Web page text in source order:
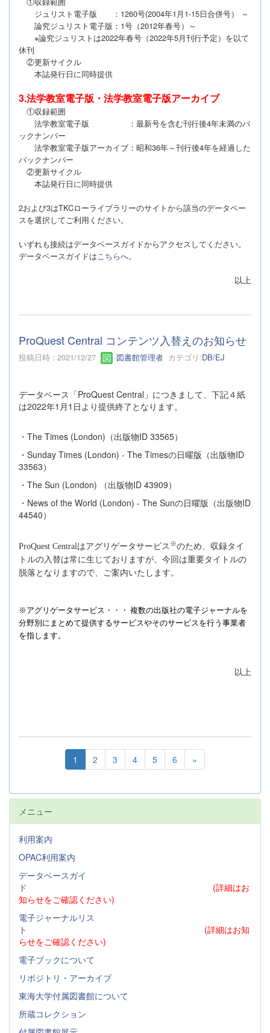
ジュリスト電子版 ：1260号(2004年1月1-15日合併号） ～
論究ジュリスト電子版：1号（2012年春号）～
※論究ジュリストは2022年春号（2022年5月刊行予定）を以て
休刊
②更新サイクル
本誌発行日に同時提供
3.法学教室電子版・法学教室電子版アーカイブ
①収録範囲
法学教室電子版 ：最新号を含む刊行後4年未満のバ
ックナンバー
法学教室電子版アーカイブ：昭和36年～刊行後4年を経過した
バックナンバー
②更新サイクル
本誌発行日に同時提供
2および3はTKCローライブラリーのサイトから該当のデータベー
スを選択してご利用ください。
いずれも接続はデータベースガイドからアクセスしてください。
データベースガイドは こちらへ。
以上
ProQuest Central コンテンツ入替えのお知らせ
投稿日時 : 2021/12/27 図書館管理者 カテゴリ:DB/EJ
データベース「ProQuest Central」につきまして、下記４紙
は2022年1月1日より提供終了となります。
・The Times (London)（出版物ID 33565）
・Sunday Times (London) - The Timesの日曜版（出版物ID
33563）
・The Sun (London) （出版物ID 43909）
・News of the World (London) - The Sunの日曜版（出版物ID
44540）
ProQuest Centralはアグリゲータサービス ※のため、収録タイ
トルの入替は常に生じておりますが、今回は重要タイトルの
脱落となりますので、ご案内いたします。
※アグリゲータサービス・・・ 複数の出版社の電子ジャーナルを
分野別にまとめて提供するサービスやそのサービスを行う事業者
を指します。
以上
1 2 3 4 5 6 »
メニュー
利用案内
OPAC利用案内
データベースガイ
ド
(詳細はお
知らせをご確認ください)
電子ジャーナルリス
ト
(詳細はお知
らせをご確認ください)
電子ブックについて
リポジトリ・アーカイブ
東海大学付属図書館について
所蔵コレクション